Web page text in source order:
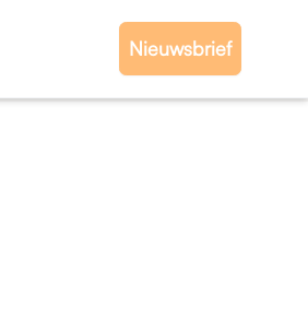
Nieuwsbrief